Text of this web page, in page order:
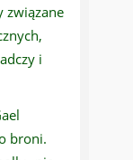
związane
i
broni.